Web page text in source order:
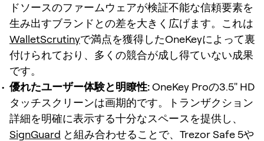
ドソースのファームウェアが検証不能な信頼要素を
生み出すブランドとの差を大きく広げます。これは
WalletScrutinyで満点を獲得したOneKeyによって裏
付けられており、多くの競合が成し得ていない成果
です。
優れたユーザー体験と明瞭性:OneKey Proの3.5" HD
タッチスクリーンは画期的です。トランザクション
詳細を明確に表示する十分なスペースを提供し、
SignGuard と組み合わせることで、Trezor Safe 5や